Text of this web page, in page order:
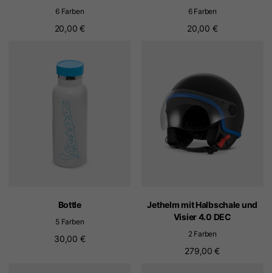
6 Farben
20,00 €
6 Farben
20,00 €
Bottle
5 Farben
30,00 €
Jethelm mit Halbschale und
Visier 4.0 DEC
2 Farben
279,00 €